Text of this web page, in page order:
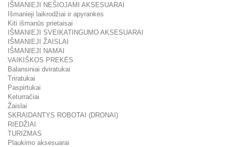
IŠMANIEJI NEŠIOJAMI AKSESUARAI
Išmanieji laikrodžiai ir apyrankės
Kiti išmanūs prietaisai
IŠMANIEJI SVEIKATINGUMO AKSESUARAI
IŠMANIEJI ŽAISLAI
IŠMANIEJI NAMAI
VAIKIŠKOS PREKĖS
Balansiniai dviratukai
Triratukai
Paspirtukai
Keturračiai
Žaislai
SKRAIDANTYS ROBOTAI (DRONAI)
RIEDŽIAI
TURIZMAS
Plaukimo aksesuarai